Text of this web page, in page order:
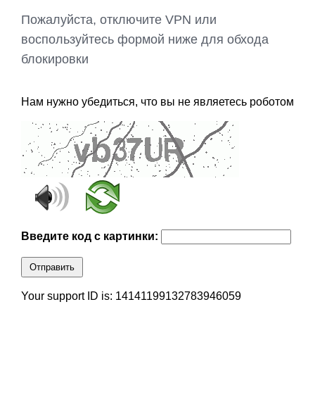
Пожалуйста, отключите VPN или
воспользуйтесь формой ниже для обхода
блокировки
Нам нужно убедиться, что вы не являетесь роботом
Введите код с картинки:
Отправить
Your support ID is: 14141199132783946059